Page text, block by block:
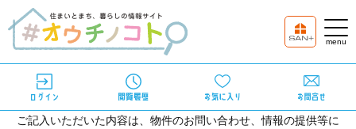
ご記入いただいた内容は、物件のお問い合わせ、情報の提供等に